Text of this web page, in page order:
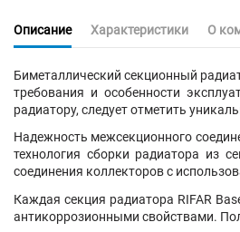
Описание Характеристики О
Биметаллический секционный
требования и особенности
радиатору, следует отметить
Надежность межсекционного
технология сборки радиатора из
соединения коллекторов с
Каждая секция радиатора RIFAR
антикоррозионными свойствами.